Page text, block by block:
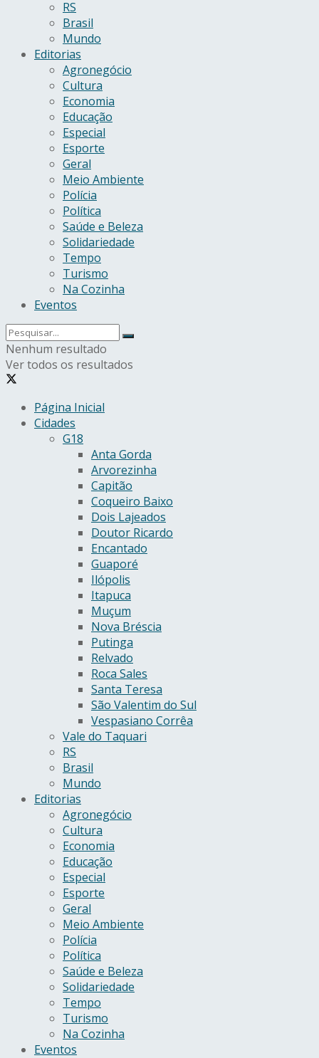
RS
Brasil
Mundo
Editorias
Agronegócio
Cultura
Economia
Educação
Especial
Esporte
Geral
Meio Ambiente
Polícia
Política
Saúde e Beleza
Solidariedade
Tempo
Turismo
Na Cozinha
Eventos
Nenhum resultado
Ver todos os resultados
Página Inicial
Cidades
G18
Anta Gorda
Arvorezinha
Capitão
Coqueiro Baixo
Dois Lajeados
Doutor Ricardo
Encantado
Guaporé
Ilópolis
Itapuca
Muçum
Nova Bréscia
Putinga
Relvado
Roca Sales
Santa Teresa
São Valentim do Sul
Vespasiano Corrêa
Vale do Taquari
RS
Brasil
Mundo
Editorias
Agronegócio
Cultura
Economia
Educação
Especial
Esporte
Geral
Meio Ambiente
Polícia
Política
Saúde e Beleza
Solidariedade
Tempo
Turismo
Na Cozinha
Eventos